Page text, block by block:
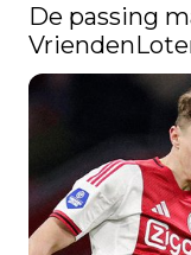
De passing